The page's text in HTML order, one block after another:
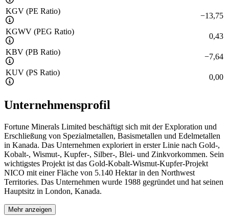
KGV (PE Ratio)
−13,75
KGWV (PEG Ratio)
0,43
KBV (PB Ratio)
−7,64
KUV (PS Ratio)
0,00
Unternehmensprofil
Fortune Minerals Limited beschäftigt sich mit der Exploration und
Erschließung von Spezialmetallen, Basismetallen und Edelmetallen
in Kanada. Das Unternehmen exploriert in erster Linie nach Gold-,
Kobalt-, Wismut-, Kupfer-, Silber-, Blei- und Zinkvorkommen. Sein
wichtigstes Projekt ist das Gold-Kobalt-Wismut-Kupfer-Projekt
NICO mit einer Fläche von 5.140 Hektar in den Northwest
Territories. Das Unternehmen wurde 1988 gegründet und hat seinen
Hauptsitz in London, Kanada.
Mehr anzeigen